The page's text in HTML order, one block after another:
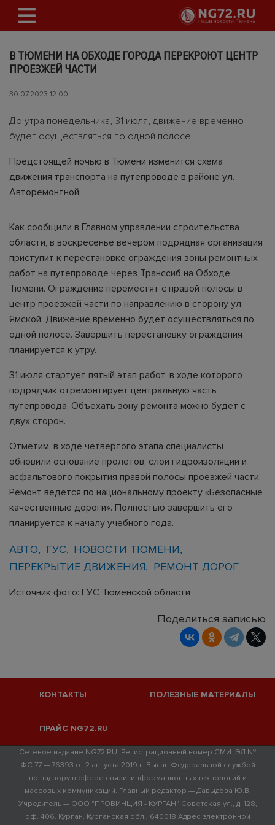
В ТЮМЕНИ НА ОБХОДЕ ГОРОДА ПЕРЕКРОЮТ ЦЕНТР
ПРОЕЗЖЕЙ ЧАСТИ
30.07.2023 12:00
До утра понедельника, 31 июля, движение временно
будет осуществляться по одной полосе
Предстоящей ночью в Тюмени изменится схема
движения транспорта на путепроводе в районе ул.
Авторемонтной.
Как сообщили в Главном управлении строительства
области, в воскресенье вечером подрядная организация
приступит к перестановке ограждения зоны ремонтных
работ на путепроводе через Транссиб на Обходе
Тюмени. Ограждение переместят с правой полосы в
центр проезжей части по направлению в сторону ул.
Ямской. Движение временно будет осуществляться по
одной полосе. Завершить перестановку ограждения
планируется к утру.
31 июля стартует пятый этап работ, в ходе которого
подрядчик отремонтирует центральную часть
путепровода. Объехать зону ремонта можно будет с
двух сторон.
Отметим, в ходе четвертого этапа специалисты
обновили основание пролетов, слои гидроизоляции и
асфальтового покрытия правой полосы проезжей части.
Ремонт ведется по национальному проекту «Безопасные
качественные дороги». Полностью завершить его
планируется к началу учебного года.
АВТО ГУС
НОВОСТИ ТЮМЕНИ
ПЕРЕКРЫТИЕ ДВИЖЕНИЯ
РЕМОНТ ДОРОГ
Источник фото: ГУС Тюменской области
Поделиться записью
КОНТАКТЫ ПОЛЕЗНЫЕ МАТЕРИАЛЫ
ПРАЙС NG72.RU
Сетевое издание NG72.RU. Регистрационный номер СМИ: ЭЛ №
ФС 77 — 76393 от 2 августа 2019 г. Выдан Федеральной службой
по надзору в сфере связи, информационных технологий и
массовых коммуникаций. Главный редактор — Давыдова Ю.В.
Учредитель — ООО "ПРОВИНЦИЯ - КУРГАН" Советская ул., д. 128,
оф. 406, Курган, Курганская обл., 640018 Адрес электронной